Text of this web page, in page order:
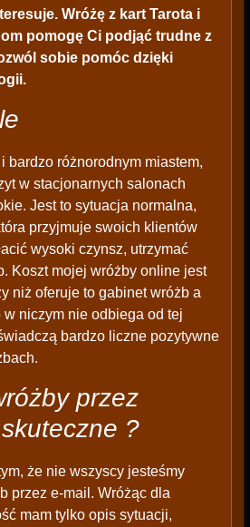
Wróżę z kart Tarota i
pomogę Ci podjąć trudne z
sobie pomóc dzięki
bardzo różnorodnym miastem,
w stacjonarnych salonach
Jest to sytuacja normalna,
przyjmuje swoich klientów
wysoki czynsz, utrzymać
Koszt mojej wróżby online jest
niż oferuje to gabinet wróżb a
niczym nie odbiega od tej
bardzo liczne pozytywne
przez
?
że nie wszyscy jesteśmy
przez e-mail. Wróżąc dla
mam tylko opis sytuacji,